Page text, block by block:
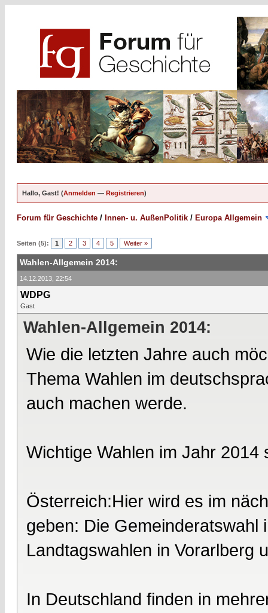
Hallo, Gast! (Anmelden — Registrieren)
Forum für Geschichte / Innen- u. AußenPolitik / Europa Allgemein
Seiten (5): 1 2 3 4 5 Weiter »
Wahlen-Allgemein 2014:
14.12.2013, 22:54
WDPG
Gast
Wahlen-Allgemein 2014:
Wie die letzten Jahre auch
Thema Wahlen im
auch machen werde.
Wichtige Wahlen im Jahr 2014
Österreich:Hier wird es im
geben: Die Gemeinderatswahl
Landtagswahlen in Vorarlberg
In Deutschland finden in